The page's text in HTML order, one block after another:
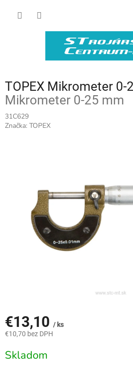
TOPEX Mikrometer 0-
Mikrometer 0-25 mm
31C629
Značka: TOPEX
€13,10 / ks
€10,70 bez DPH
cena:
Skladom